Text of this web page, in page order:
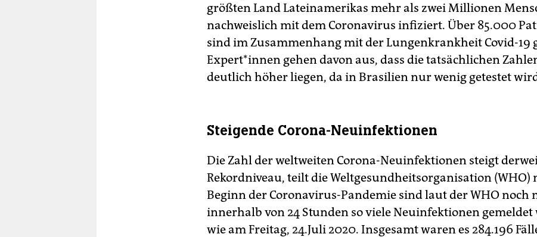
größten Land Lateinamerikas mehr als zwei Millionen
nachweislich mit dem Coronavirus infiziert. Über 85.000
sind im Zusammenhang mit der Lungenkrankheit Covid-19
Expert*innen gehen davon aus, dass die tatsächlichen
deutlich höher liegen, da in Brasilien nur wenig getestet
Steigende Corona-Neuinfektionen
Die Zahl der weltweiten Corona-Neuinfektionen steigt
Rekordniveau, teilt die Weltgesundheitsorganisation (WHO)
Beginn der Coronavirus-Pandemie sind laut der WHO noch
innerhalb von 24 Stunden so viele Neuinfektionen gemeldet
wie am Freitag, 24.Juli 2020. Insgesamt waren es 284.196